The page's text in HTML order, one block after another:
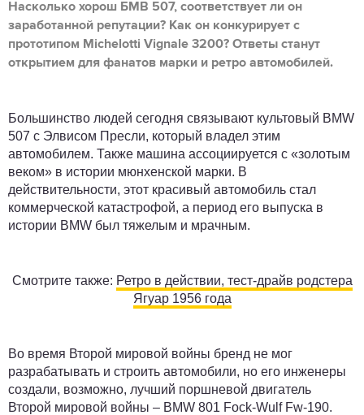
Насколько хорош БМВ 507, соответствует ли он
заработанной репутации? Как он конкурирует с
прототипом Michelotti Vignale 3200? Ответы станут
открытием для фанатов марки и ретро автомобилей.
Большинство людей сегодня связывают культовый BMW
507 с Элвисом Пресли, который владел этим
автомобилем. Также машина ассоциируется с «золотым
веком» в истории мюнхенской марки. В
действительности, этот красивый автомобиль стал
коммерческой катастрофой, а период его выпуска в
истории BMW был тяжелым и мрачным.
Смотрите также: Ретро в действии, тест-драйв родстера
Ягуар 1956 года
Во время Второй мировой войны бренд не мог
разрабатывать и строить автомобили, но его инженеры
создали, возможно, лучший поршневой двигатель
Второй мировой войны – BMW 801 Fock-Wulf Fw-190.